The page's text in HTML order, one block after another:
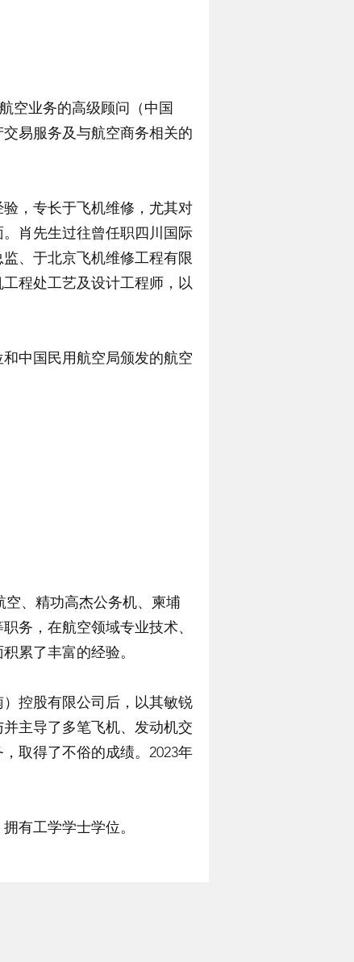
空业务的高级顾问（中国
易服务及与航空商务相关的
，专长于飞机维修，尤其对
肖先生过往曾任职四川国际
、于北京飞机维修工程有限
程处工艺及设计工程师，以
中国民用航空局颁发的航空
空、精功高杰公务机、柬埔
务，在航空领域专业技术、
累了丰富的经验。
控股有限公司后，以其敏锐
主导了多笔飞机、发动机交
取得了不俗的成绩。2023年
有工学学士学位。